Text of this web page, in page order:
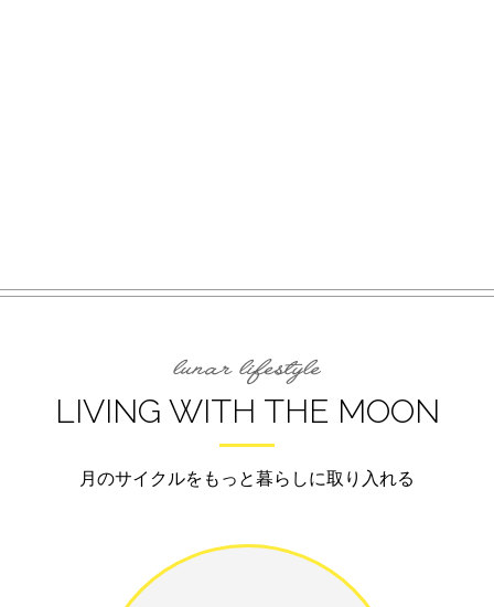
LIVING WITH THE MOON
月のサイクルをもっと暮らしに取り入れる